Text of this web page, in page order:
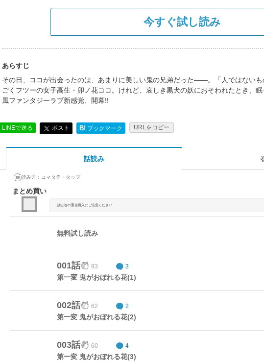
今すぐ試し読み
あらすじ
その日、ココが出会ったのは、あまりに美しい鬼の兄弟だった――。「人ではないも
ごくフツーの女子高生・卯ノ花ココ。けれど、哀しき黒犬の妖におそわれたとき、
風ファンタジーラブ新感覚、開幕!!
LINEで送る ポスト B! ブックマーク URLをコピー
話読み
読み方： コマタテ・タップ
まとめ買い
話と巻の重複購入にご注意ください
無料試し読み
001話 93 3
第一変 鬼がおぼれる花(1)
002話 62 2
第一変 鬼がおぼれる花(2)
003話 60 4
第一変 鬼がおぼれる花(3)